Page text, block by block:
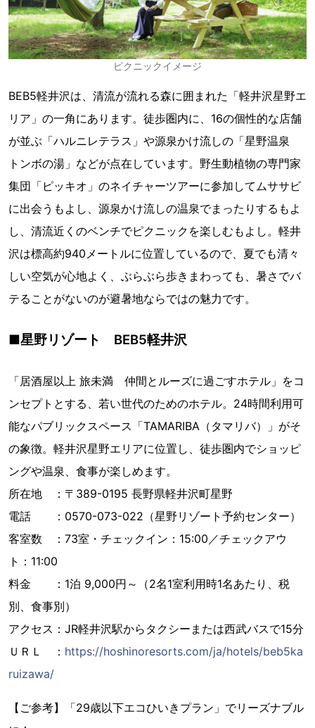
ピクニックイメージ
BEB5軽井沢は、清流が流れる森に囲まれた「軽井沢星野エ
リア」の一角にあります。徒歩圏内に、16の個性的な店舗
が並ぶ「ハルニレテラス」や源泉かけ流しの「星野温泉
トンボの湯」などが点在しています。野生動植物の専門家
集団「ピッキオ」のネイチャーツアーに参加してムササビ
に出会うもよし、源泉かけ流しの温泉でまったりするもよ
し、清流近くのベンチでピクニックを楽しむもよし。軽井
沢は標高約940メートルに位置しているので、夏でも清々
しい空気が心地よく、ぶらぶら歩きまわっても、暑さでバ
テることがないのが避暑地ならではの魅力です。
■星野リゾート BEB5軽井沢
「居酒屋以上 旅未満 仲間とルーズに過ごすホテル」をコ
ンセプトとする、若い世代のためのホテル。24時間利用可
能なパブリックスペース「TAMARIBA（タマリバ）」がそ
の象徴。軽井沢星野エリアに位置し、徒歩圏内でショッピ
ングや温泉、食事が楽しめます。
所在地 ：〒389-0195 長野県軽井沢町星野
電話 ：0570-073-022（星野リゾート予約センター）
客室数 ：73室・チェックイン：15:00／チェックアウ
ト：11:00
料金 ：1泊 9,000円～（2名1室利用時1名あたり、税
別、食事別）
アクセス：JR軽井沢駅からタクシーまたは西武バスで15分
ＵＲＬ ： https://hoshinoresorts.com/ja/hotels/beb5ka
ruizawa/
【ご参考】「29歳以下エコひいきプラン」でリーズナブル